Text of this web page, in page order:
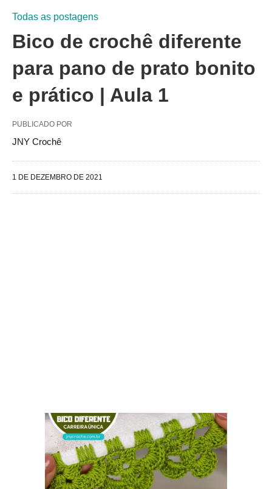
Todas as postagens
Bico de crochê diferente
para pano de prato bonito
e prático | Aula 1
PUBLICADO POR
JNY Crochê
1 DE DEZEMBRO DE 2021